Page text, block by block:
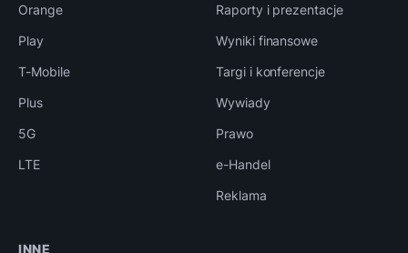
Orange
Play
T-Mobile
Plus
5G
LTE
Raporty i prezentacje
Wyniki finansowe
Targi i konferencje
Wywiady
Prawo
e-Handel
Reklama
INNE